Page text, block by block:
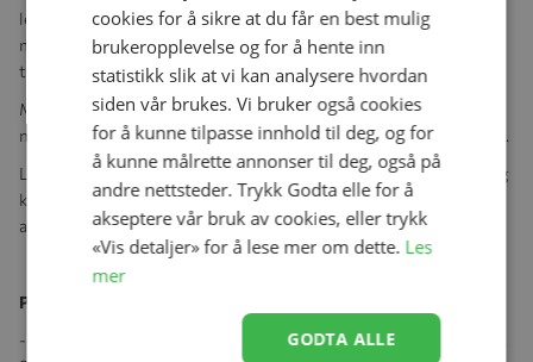
lette skjoldet har fire ekstra store luftehull og er designet for
maksimal luftstrøm, slik at babyens sensitive hud holder seg
tørrere ved bruk.
Med den medfølgende boksen kan du sterilisere babyens smokk i
mikrobølgeovnen og oppbevare den hygienisk når dere er på farte.
Legg smokkene, som er godt skyldt, i boksen, fyll på 25 ml vann, og
kjør dem i mikrobølgeovnen på 750-1000 W i tre minutter. La den
avkjøles i fem minutter, hell ut annet og de er klare til bruk.
Produktegenskaper:
- Utformet for maksimal luftstrøm med fire ekstra store luftehull.
cookies for å sikre at du får en best mulig
brukeropplevelse og for å hente inn
statistikk slik at vi kan analysere hvordan
siden vår brukes. Vi bruker også cookies
for å kunne tilpasse innhold til deg, og for
å kunne målrette annonser til deg, også på
andre nettsteder. Trykk Godta elle for å
akseptere vår bruk av cookies, eller trykk
«Vis detaljer» for å lese mer om dette. Les
mer
GODTA ALLE